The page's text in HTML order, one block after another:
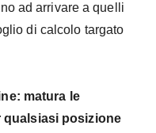
ad arrivare a quelli
di calcolo targato
matura le
qualsiasi posizione